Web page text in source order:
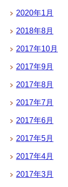
2020年1月
2018年8月
2017年10月
2017年9月
2017年8月
2017年7月
2017年6月
2017年5月
2017年4月
2017年3月